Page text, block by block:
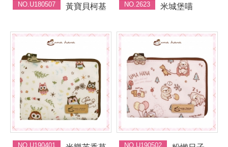
NO.U180507 黃寶貝柯基 NO.2623 米城堡喵
NO.U190401 NO.U190502